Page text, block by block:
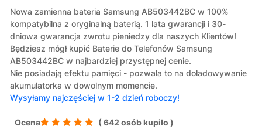
Nowa zamienna bateria Samsung AB503442BC w 100%
kompatybilna z oryginalną baterią. 1 lata gwarancji i 30-
dniowa gwarancja zwrotu pieniedzy dla naszych Klientów!
Będziesz mógł kupić Baterie do Telefonów Samsung
AB503442BC w najbardziej przystępnej cenie.
Nie posiadają efektu pamięci - pozwala to na doładowywanie
akumulatorka w dowolnym momencie.
Wysyłamy najczęściej w 1-2 dzień roboczy!
Ocena ( 642 osób kupiło )